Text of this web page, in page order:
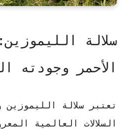
سلالة
الأحمر وجودته
تعتبر سلالة
السلالات العالمية